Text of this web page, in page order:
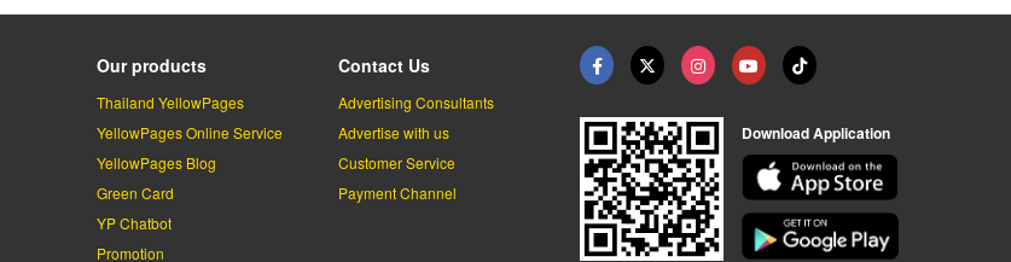
Our products
Thailand YellowPages
YellowPages Online Service
YellowPages Blog
Green Card
YP Chatbot
Promotion
Contact Us
Advertising Consultants
Advertise with us
Customer Service
Payment Channel
Download Application